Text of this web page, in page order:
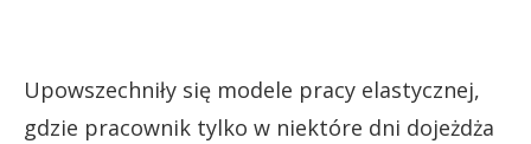
Upowszechniły się modele pracy elastycznej,
gdzie pracownik tylko w niektóre dni dojeżdża